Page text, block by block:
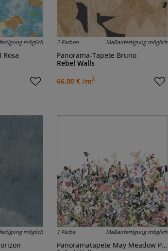
möglich
Rosa
2 Farben Maßanfertigung möglich
Panorama-Tapete Bruno
Rebel Walls
66,00 € /m2
möglich 1 Farbe Maßanfertigung möglich
Panoramatapete May Meadow Pastel